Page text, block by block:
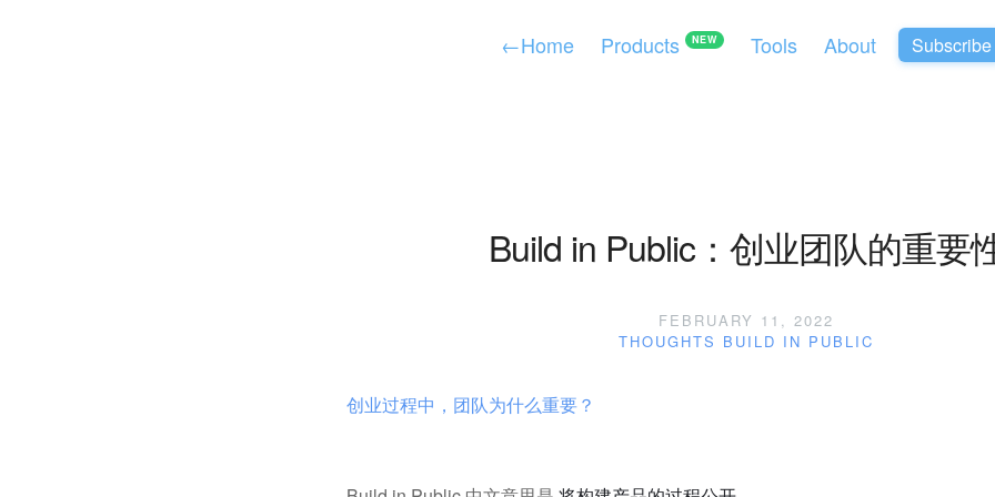
←Home Products NEW Tools About Subscribe
Build in Public：创业团队的重要
FEBRUARY 11, 2022
THOUGHTS BUILD IN PUBLIC
创业过程中，团队为什么重要？